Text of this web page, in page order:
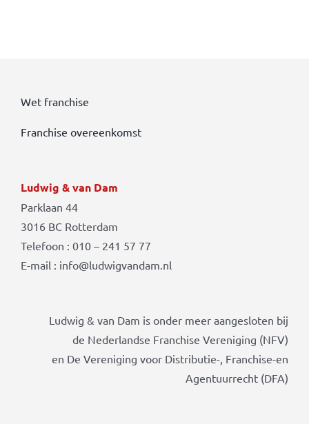
Wet franchise
Franchise overeenkomst
Ludwig & van Dam
Parklaan 44
3016 BC Rotterdam
Telefoon : 010 – 241 57 77
E-mail : info@ludwigvandam.nl
Ludwig & van Dam is onder meer aangesloten bij
de Nederlandse Franchise Vereniging (NFV)
en De Vereniging voor Distributie-, Franchise-en
Agentuurrecht (DFA)